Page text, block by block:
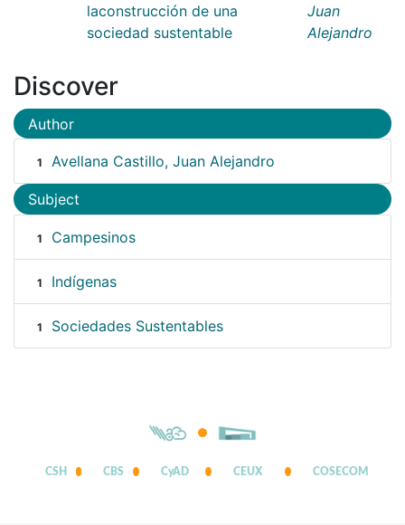
laconstrucción de una
sociedad sustentable
Juan
Alejandro
Discover
Author
1 Avellana Castillo, Juan Alejandro
Subject
1 Campesinos
1 Indígenas
1 Sociedades Sustentables
CSH CBS CyAD CEUX COSECOM